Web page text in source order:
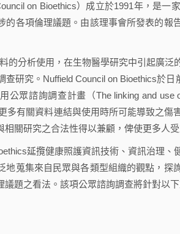
on Bioethics）成立於1991年，是一
的各項倫理議題。由該理事會所發表的報
分析使用，在生物醫學研究中引起廣泛
研究。Nuffield Council on Bioethics於
公眾諮詢調查計畫（The linking and use
多有關資料連結與使用時所可能導致之傷
關研究之合法性得以兼顧，俾使更多人受
延攬健康照護資訊技術、資訊治理、
蒐集來自民眾與各類型組織的觀點，探
題之看法。該項公眾諮詢調查將針對以下